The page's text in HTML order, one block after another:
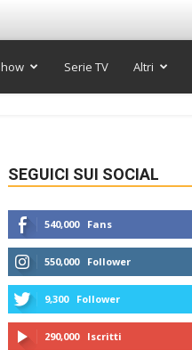
Serie TV Altri
SEGUICI SUI SOCIAL
540,000 Fans
550,000 Follower
9,300 Follower
290,000 Iscritti